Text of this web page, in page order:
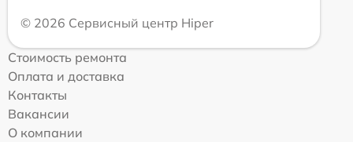
© 2026 Сервисный центр Hiper
Стоимость ремонта
Оплата и доставка
Контакты
Вакансии
О компании